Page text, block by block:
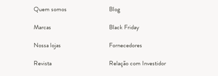
Quem somos
Marcas
Nossa lojas
Revista
Blog
Black Friday
Fornecedores
Relação com Investidor